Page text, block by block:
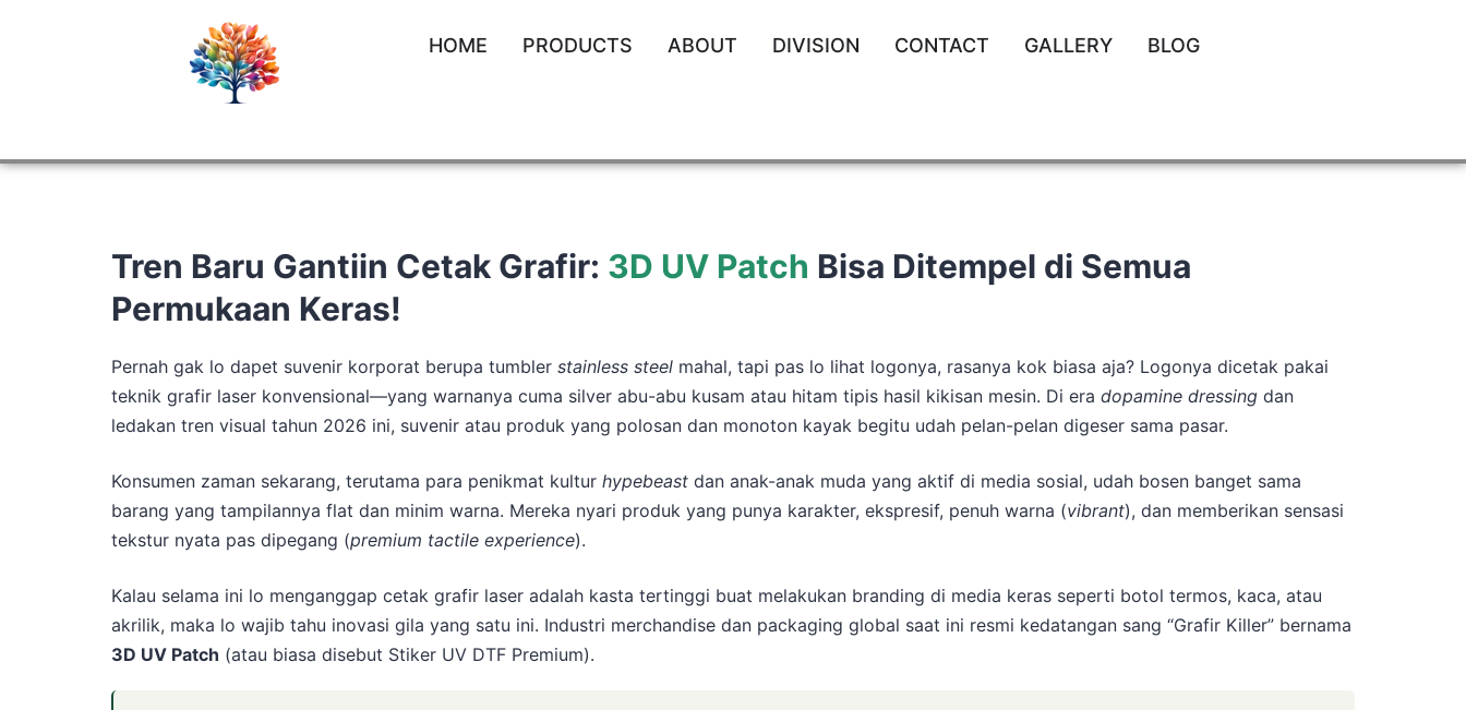
HOME PRODUCTS ABOUT DIVISION CONTACT GALLERY BLOG
Tren Baru Gantiin Cetak Grafir: 3D UV Patch Bisa Ditempel di Semua
Permukaan Keras!
Pernah gak lo dapet suvenir korporat berupa tumbler stainless steel mahal, tapi pas lo lihat logonya, rasanya kok biasa aja? Logonya dicetak pakai
teknik grafir laser konvensional—yang warnanya cuma silver abu-abu kusam atau hitam tipis hasil kikisan mesin. Di era dopamine dressing dan
ledakan tren visual tahun 2026 ini, suvenir atau produk yang polosan dan monoton kayak begitu udah pelan-pelan digeser sama pasar.
Konsumen zaman sekarang, terutama para penikmat kultur hypebeast dan anak-anak muda yang aktif di media sosial, udah bosen banget sama
barang yang tampilannya flat dan minim warna. Mereka nyari produk yang punya karakter, ekspresif, penuh warna (vibrant), dan memberikan sensasi
tekstur nyata pas dipegang (premium tactile experience).
Kalau selama ini lo menganggap cetak grafir laser adalah kasta tertinggi buat melakukan branding di media keras seperti botol termos, kaca, atau
akrilik, maka lo wajib tahu inovasi gila yang satu ini. Industri merchandise dan packaging global saat ini resmi kedatangan sang “Grafir Killer” bernama
3D UV Patch (atau biasa disebut Stiker UV DTF Premium).